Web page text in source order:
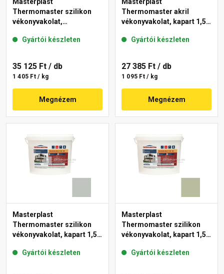
Masterplast
Thermomaster szilikon
vékonyvakolat,
43-D 25 kg
Gyártói készleten
35 125 Ft / db
1 405 Ft / kg
Megnézem
Masterplast
Thermomaster akril
vékonyvakolat, kapart 1,5
Gyártói készleten
27 385 Ft / db
1 095 Ft / kg
Megnézem
Masterplast
Thermomaster szilikon
vékonyvakolat, kapart 1,5
Gyártói készleten
Masterplast
Thermomaster szilikon
vékonyvakolat, kapart 1,5
Gyártói készleten